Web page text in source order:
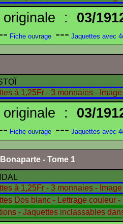
: 03/
Fiche ouvrage --- Jaquettes avec
: 03/
Fiche ouvrage --- Jaquettes avec
- Tome 1